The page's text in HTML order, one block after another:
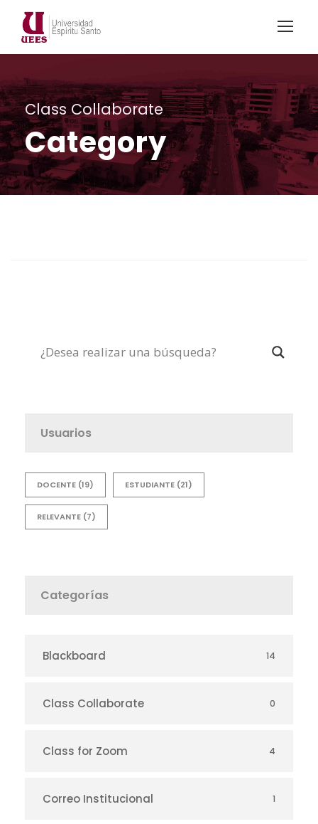
Class Collaborate
Category
Usuarios
DOCENTE (19) ESTUDIANTE (21)
RELEVANTE (7)
Categorías
Blackboard 14
Class Collaborate 0
Class for Zoom 4
Correo Institucional 1